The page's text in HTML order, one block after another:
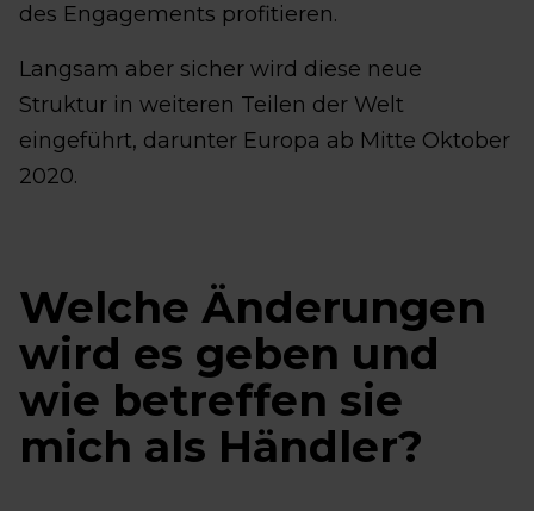
des Engagements profitieren.
Langsam aber sicher wird diese neue
Struktur in weiteren Teilen der Welt
eingeführt, darunter Europa ab Mitte Oktober
2020.
Welche Änderungen
wird es geben und
wie betreffen sie
mich als Händler?